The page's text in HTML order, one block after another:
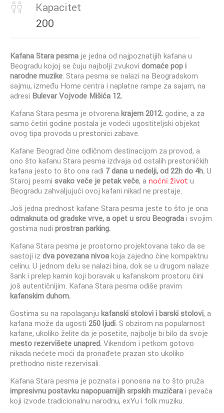
Kapacitet
200
Kafana Stara pesma je jedna od najpoznatijih kafana u
Beogradu kojoj se čuju najbolji zvukovi domaće pop i
narodne muzike. Stara pesma se nalazi na Beogradskom
sajmu, između Home centra i naplatne rampe za sajam, na
adresi Bulevar Vojvode Mišića 12.
Kafana Stara pesma je otvorena krajem 2012. godine, a za
samo četiri godine postala je vodeći ugostiteljski objekat
ovog tipa provoda u prestonici zabave.
Kafane Beograd čine odličnom destinacijom za provod, a
ono što kafanu Stara pesma izdvaja od ostalih prestoničkih
kafana jesto to što ona radi 7 dana u nedelji, od 22h do 4h. U
Staroj pesmi svako veče je petak veče, a noćni život u
Beogradu zahvaljujući ovoj kafani nikad ne prestaje.
Još jedna prednost kafane Stara pesma jeste to što je ona
odmaknuta od gradske vrve, a opet u srcu Beograda i svojim
gostima nudi prostran parking.
Kafana Stara pesma je prostorno projektovana tako da se
sastoji iz dva povezana nivoa koja zajedno čine kompaktnu
celinu. U jednom delu se nalazi bina, dok se u drugom nalaze
šank i prelep kamin koji boravak u kafanskom prostoru čini
još autentičnijim. Kafana Stara pesma odiše pravim
kafanskim duhom.
Gostima su na rapolaganju kafanski stolovi i barski stolovi, a
kafana može da ugosti 250 ljudi. S obzirom na popularnost
kafane, ukoliko želite da je posetite, najbolje bi bilo da svoje
mesto rezervišete unapred. Vikendom i petkom gotovo
nikada nećete moći da pronađete prazan sto ukoliko
prethodno niste rezervisali.
Kafana Stara pesma je poznata i ponosna na to što pruža
impresivnu postavku napopuarnijih srpskih muzičara i pevača
koji izvode tradicionalnu narodnu, exYu i folk muziku.